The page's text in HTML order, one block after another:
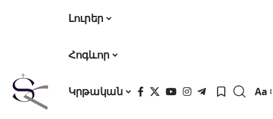
Լուրեր
Հոգևոր
Կրթական Aa